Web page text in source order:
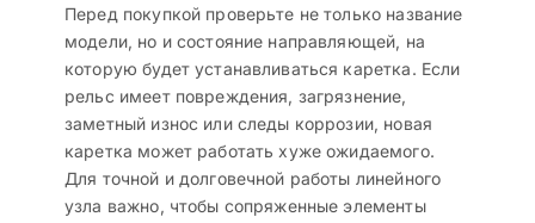
Перед покупкой проверьте не только название
модели, но и состояние направляющей, на
которую будет устанавливаться каретка. Если
рельс имеет повреждения, загрязнение,
заметный износ или следы коррозии, новая
каретка может работать хуже ожидаемого.
Для точной и долговечной работы линейного
узла важно, чтобы сопряженные элементы